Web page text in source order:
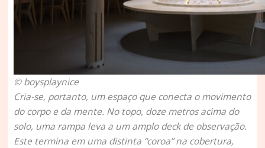
© boysplaynice
Cria-se, portanto, um espaço que conecta o movimento
do corpo e da mente. No topo, doze metros acima do
solo, uma rampa leva a um amplo deck de observação.
Este termina em uma distinta “coroa” na cobertura,